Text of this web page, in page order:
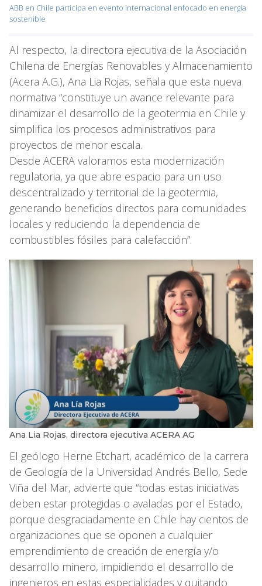
ABB en Chile participa en evento internacional enfocado en energía
sostenible
Al respecto, la directora ejecutiva de la Asociación
Chilena de Energías Renovables y Almacenamiento
(Acera A.G.), Ana Lia Rojas, señala que esta nueva
normativa “constituye un avance relevante para
dinamizar el desarrollo de la geotermia en Chile y
simplifica los procesos administrativos para
proyectos de menor escala.
Desde ACERA valoramos esta modernización
regulatoria, ya que abre espacio para un uso
descentralizado y territorial de la geotermia,
generando beneficios directos para comunidades
locales y reduciendo la dependencia de
combustibles fósiles para calefacción”.
Ana Lia Rojas, directora ejecutiva ACERA AG
El geólogo Herne Etchart, académico de la carrera
de Geología de la Universidad Andrés Bello, Sede
Viña del Mar, advierte que “todas estas iniciativas
deben estar protegidas o avaladas por el Estado,
porque desgraciadamente en Chile hay cientos de
organizaciones que se oponen a cualquier
emprendimiento de creación de energía y/o
desarrollo minero, impidiendo el desarrollo de
ingenieros en estas especialidades y quitando